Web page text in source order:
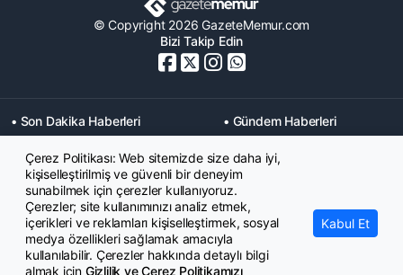
© Copyright 2026 GazeteMemur.com
Bizi Takip Edin
• Son Dakika Haberleri
• Gündem Haberleri
• Memurlar Haberleri
• KPSS Haberleri
• Ekonomi Haberleri
• Eğitim Haberleri
• Yaşam Haberleri
• Maaş Verileri Haberleri
• Mahkeme Kararları
Haberleri
Çerez Politikası: Web sitemizde size daha iyi,
kişiselleştirilmiş ve güvenli bir deneyim
sunabilmek için çerezler kullanıyoruz.
Çerezler; site kullanımınızı analiz etmek,
içerikleri ve reklamları kişiselleştirmek, sosyal
medya özellikleri sağlamak amacıyla
kullanılabilir. Çerezler hakkında detaylı bilgi
almak için Gizlilik ve Çerez Politikamızı
Kabul Et